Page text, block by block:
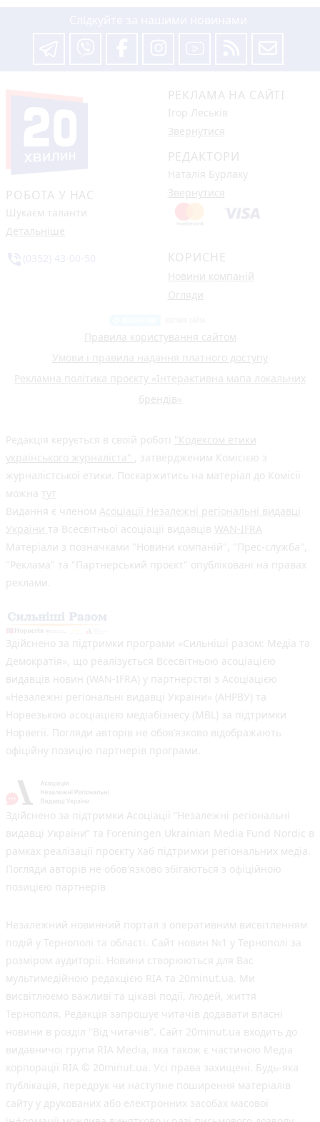
РОБОТА У НАС
Шукаєм таланти
Детальніше
РЕКЛАМА НА САЙТІ
Ігор Леськів
Звернутися
РЕДАКТОРИ
Наталія Бурлаку
Звернутися
КОРИСНЕ
Новини компаній
Огляди
Правила користування сайтом
Умови і правила надання платного доступу
Рекламна політика проєкту «Інтерактивна мапа локальних
брендів»
Редакція керується в своїй роботі "Кодексом етики
українського журналіста"
, затвердженим Комісією з
журналістської етики. Поскаржитись на матеріал до Комісії
можна тут
Видання є членом Асоціації Незалежні регіональні видавці
України та Всесвітньої асоціації видавців WAN-IFRA
Матеріали з позначками "Новини компаній", "Прес-служба",
"Реклама" та "Партнерський проєкт" опубліковані на правах
реклами.
Здійснено за підтримки програми «Сильніші разом: Медіа та
Демократія», що реалізується Всесвітньою асоціацією
видавців новин (WAN-IFRA) у партнерстві з Асоціацією
«Незалежні регіональні видавці України» (АНРВУ) та
Норвезькою асоціацією медіабізнесу (MBL) за підтримки
Норвегії. Погляди авторів не обов’язково відображають
офіційну позицію партнерів програми.
Здійснено за підтримки Асоціації “Незалежні регіональні
видавці України” та Foreningen Ukrainian Media Fund Nordic в
рамках реалізації проєкту Хаб підтримки регіональних медіа.
Погляди авторів не обов'язково збігаються з офіційною
позицією партнерів
Незалежний новинний портал з оперативним висвітленням
подій у Тернополі та області. Сайт новин №1 у Тернополі за
розміром аудиторії. Новини створюються для Вас
мультимедійною редакцією RIA та 20minut.ua. Ми
висвітлюємо важливі та цікаві події, людей, життя
Тернополя. Редакція запрошує читачів додавати власні
новини в розділ "Від читачів". Сайт 20minut.ua входить до
видавничої групи RIA Media, яка також є частиною Медіа
корпорації RIA © 20minut.ua. Усі права захищені. Будь-яка
публiкацiя, передрук чи наступне поширення матеріалів
сайту у друкованих або електронних засобах масової